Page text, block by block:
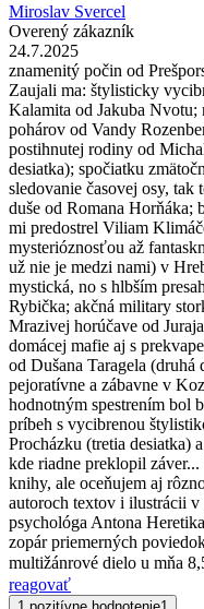
Miroslav Svercel
Overený zákazník
24.7.2025
znamenitý počin od
Zaujali ma: štylisticky
Kalamita od Jakuba
pohárov od Vandy
postihnutej rodiny od
desiatka); spočiatku
sledovanie časovej osy, tak
duše od Romana Horňáka;
mi predostrel Viliam
mysterióznosťou až
už nie je medzi nami) v
mystická, no s hlbším
Rybička; akčná military
Mrazivej horúčave od
domácej mafie aj s
od Dušana Taragela
pejoratívne a zábavne v
hodnotným spestrením bol
príbeh s vycibrenou
Procházku (tretia desiatka)
kde riadne preklopil
knihy, ale oceňujem aj
autoroch textov i ilustrácii
psychológa Antona
zopár priemerných
multižánrové dielo u mňa
reagovať